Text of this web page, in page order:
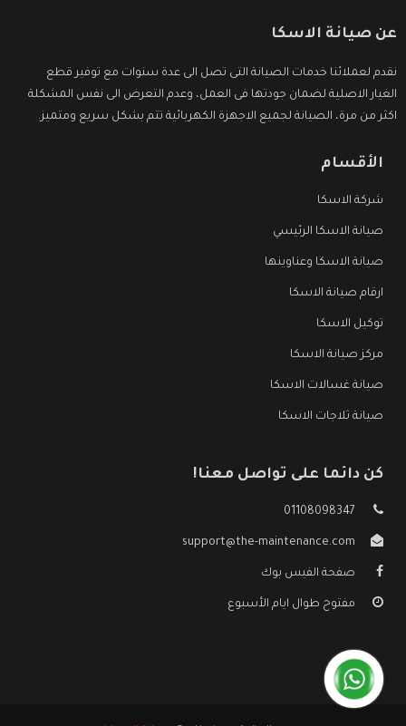
عن صيانة الاسكا
نقدم لعملائنا خدمات الصيانة التى تصل الى عدة سنوات مع توفير قطع
الغيار الاصلية لضمان جودتها فى العمل، وعدم التعرض الى نفس المشكلة
اكثر من مرة، الصيانة لجميع الاجهزة الكهربائية تتم بشكل سريع ومتميز.
الأقسام
شركة الاسكا
صيانة الاسكا الرئيسي
صيانة الاسكا وعناوينها
ارقام صيانة الاسكا
توكيل الاسكا
مركز صيانة الاسكا
صيانة غسالات الاسكا
صيانة ثلاجات الاسكا
كن دائما على تواصل معنا!
01108098347
support@the-maintenance.com
صفحة الفيس بوك
مفتوح طوال ايام الأسبوع